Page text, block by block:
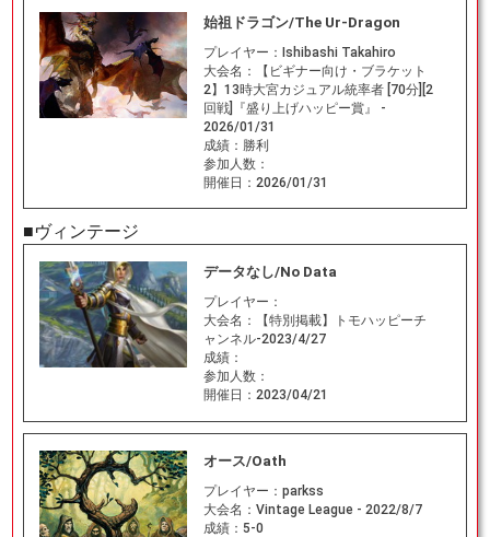
始祖ドラゴン/The Ur-Dragon
プレイヤー： Ishibashi Takahiro
大会名：
【ビギナー向け・ブラケット
2】13時大宮カジュアル統率者 [70分][2
回戦]『盛り上げハッピー賞』 -
2026/01/31
成績： 勝利
参加人数：
開催日： 2026/01/31
■ヴィンテージ
データなし/No Data
プレイヤー：
大会名：
【特別掲載】トモハッピーチ
ャンネル-2023/4/27
成績：
参加人数：
開催日： 2023/04/21
オース/Oath
プレイヤー： parkss
大会名： Vintage League - 2022/8/7
成績： 5-0